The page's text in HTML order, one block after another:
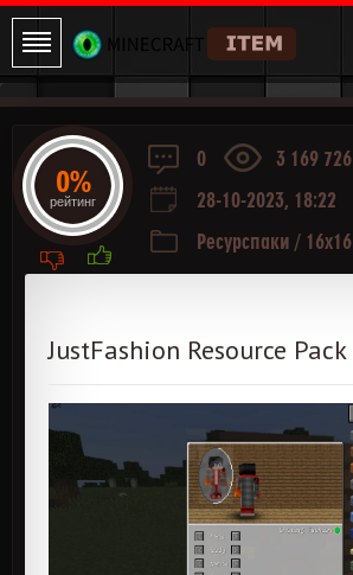
0
3 169 726
28-10-2023, 18:22
Ресурспаки / 16x16
JustFashion Resource Pack
0%
рейтинг